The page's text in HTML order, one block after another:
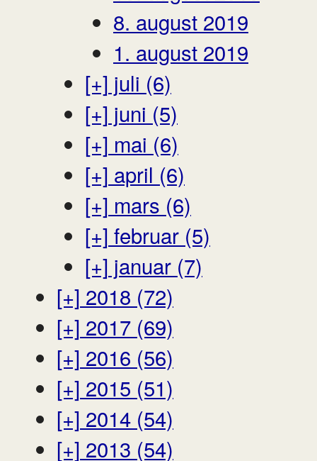
8. august 2019
1. august 2019
[+] juli (6)
[+] juni (5)
[+] mai (6)
[+] april (6)
[+] mars (6)
[+] februar (5)
[+] januar (7)
[+] 2018 (72)
[+] 2017 (69)
[+] 2016 (56)
[+] 2015 (51)
[+] 2014 (54)
[+] 2013 (54)